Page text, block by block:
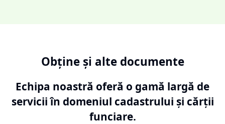
Obține și alte documente
Echipa noastră oferă o gamă largă de
servicii în domeniul cadastrului și cărții
funciare.